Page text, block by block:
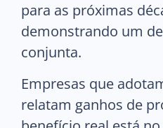
para as próximas
demonstrando um
conjunta.
Empresas que
relatam ganhos de